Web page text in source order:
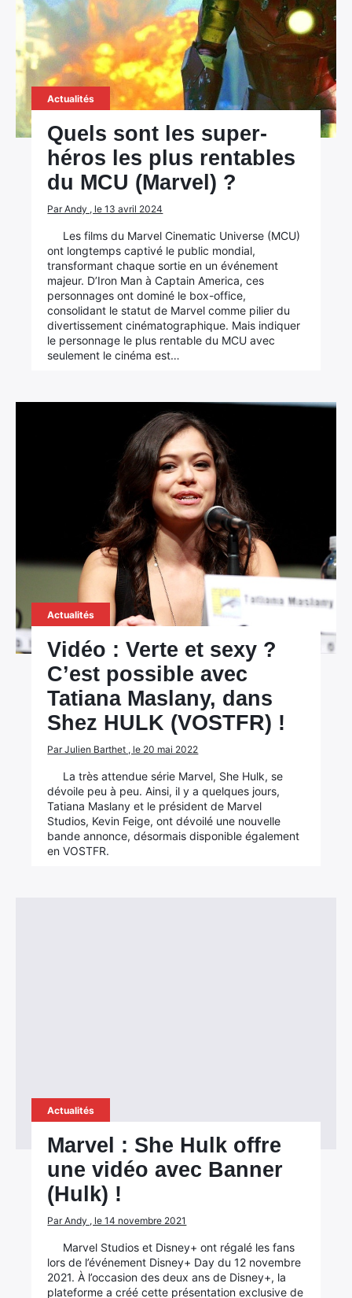
Actualités
Quels sont les super-
héros les plus rentables
du MCU (Marvel) ?
Par Andy , le 13 avril 2024
Les films du Marvel Cinematic Universe (MCU)
ont longtemps captivé le public mondial,
transformant chaque sortie en un événement
majeur. D’Iron Man à Captain America, ces
personnages ont dominé le box-office,
consolidant le statut de Marvel comme pilier du
divertissement cinématographique. Mais indiquer
le personnage le plus rentable du MCU avec
seulement le cinéma est…
Actualités
Vidéo : Verte et sexy ?
C’est possible avec
Tatiana Maslany, dans
Shez HULK (VOSTFR) !
Par Julien Barthet , le 20 mai 2022
La très attendue série Marvel, She Hulk, se
dévoile peu à peu. Ainsi, il y a quelques jours,
Tatiana Maslany et le président de Marvel
Studios, Kevin Feige, ont dévoilé une nouvelle
bande annonce, désormais disponible également
en VOSTFR.
Actualités
Marvel : She Hulk offre
une vidéo avec Banner
(Hulk) !
Par Andy , le 14 novembre 2021
Marvel Studios et Disney+ ont régalé les fans
lors de l’événement Disney+ Day du 12 novembre
2021. À l’occasion des deux ans de Disney+, la
plateforme a créé cette présentation exclusive de